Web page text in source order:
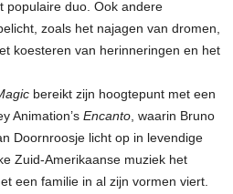
populaire duo. Ook andere
zoals het najagen van dromen,
koesteren van herinneringen en het
bereikt zijn hoogtepunt met een
Animation’s Encanto , waarin Bruno
Doornroosje licht op in levendige
Zuid-Amerikaanse muziek het
een familie in al zijn vormen viert.